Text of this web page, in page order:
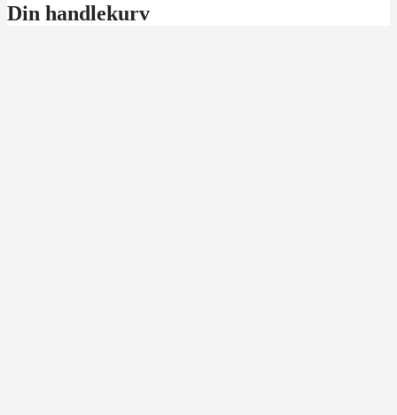
Din handlekurv